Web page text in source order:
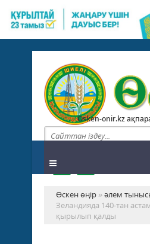
Osken-onir.kz
Өскен өңір »әлем
Зеландияда 140-тан
қырылып қалды